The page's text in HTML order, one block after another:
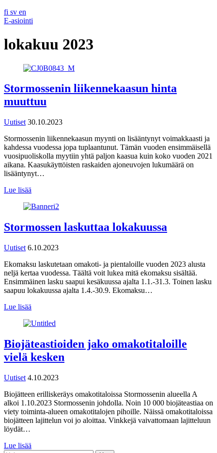
fi sv en
E-asiointi
lokakuu 2023
Stormossenin liikennekaasun hinta
muuttuu
Uutiset 30.10.2023
Stormossenin liikennekaasun myynti on lisääntynyt voimakkaasti ja
kahdessa vuodessa jopa tuplaantunut. Tämän vuoden ensimmäisellä
vuosipuoliskolla myytiin yhtä paljon kaasua kuin koko vuoden 2021
aikana. Kaasukäyttöisten raskaiden ajoneuvojen lukumäärä on
lisääntynyt…
Lue lisää
Stormossen laskuttaa lokakuussa
Uutiset 6.10.2023
Ekomaksu laskutetaan omakoti- ja pientaloille vuoden 2023 alusta
neljä kertaa vuodessa. Täältä voit lukea mitä ekomaksu sisältää.
Ensimmäinen lasku saapui kesäkuussa ajalta 1.1.-31.3. Toinen lasku
saapuu lokakuussa ajalta 1.4.-30.9. Ekomaksu…
Lue lisää
Biojäteastioiden jako omakotitaloille
vielä kesken
Uutiset 4.10.2023
Biojätteen erilliskeräys omakotitaloissa Stormossenin alueella A
alkoi 1.10.2023 Stormossenin johdolla. Noin 10 000 biojäteastiaa on
viety toiminta-alueen omakotitalojen pihoille. Näissä omakotitaloissa
biojätteen lajittelun voi jo aloittaa. Vinkkejä vaivattomaan lajitteluun
löydät…
Lue lisää